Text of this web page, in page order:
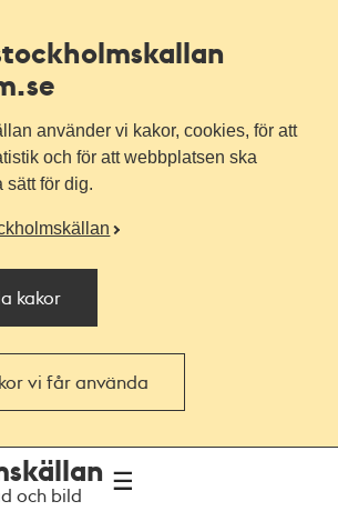
använder vi kakor, cookies, för att
och för att webbplatsen ska
sätt för dig.
kakor
vi får använda
och bild